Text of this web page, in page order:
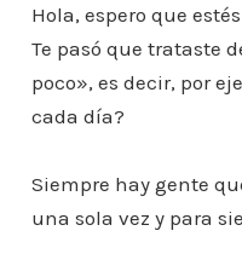
Hola, espero que
Te pasó que trataste
poco», es decir, por
cada día?
Siempre hay gente
una sola vez y para